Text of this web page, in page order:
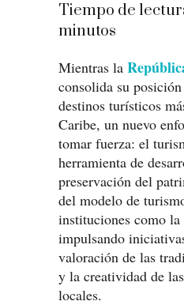
Tiempo de
minutos
Mientras la
consolida su
destinos turísticos
Caribe, un nuevo
tomar fuerza: el
herramienta de
preservación del
del modelo de
instituciones como la
impulsando
valoración de las
y la creatividad de
locales.